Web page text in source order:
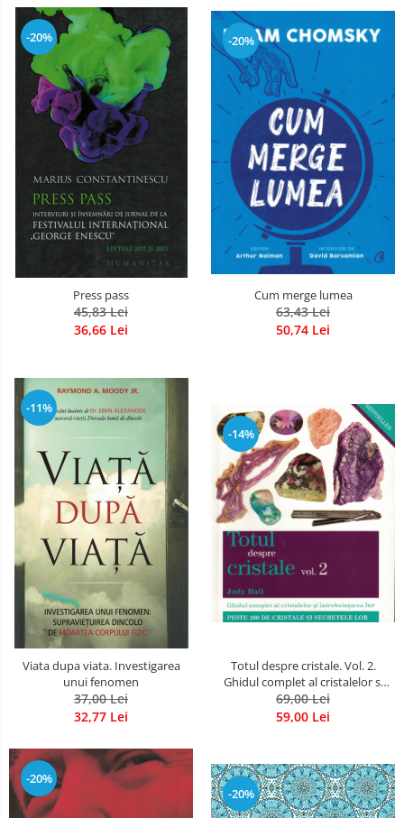
-20%
Press pass
45,83 Lei
36,66 Lei
-20%
Cum merge lumea
63,43 Lei
50,74 Lei
-11%
Viata dupa viata. Investigarea
unui fenomen
37,00 Lei
32,77 Lei
-14%
Totul despre cristale. Vol. 2.
Ghidul complet al cristalelor si
intrebuintarea lor.
69,00 Lei
59,00 Lei
-20%
-20%